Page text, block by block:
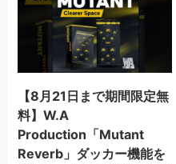
【8月21日まで期間限定無
料】W.A
Production「Mutant
Reverb」ダッカー機能を